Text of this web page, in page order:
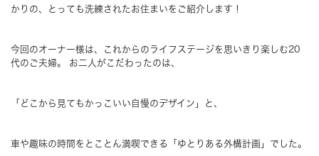
Concept コンセプト
Techno EX テクノストラクチャーEX
かりの、とっても洗練されたお住まいをご紹介します！
今回のオーナー様は、これからのライフステージを思いきり楽しむ20
代のご夫婦。 お二人がこだわったのは、
「どこから見てもかっこいい自慢のデザイン」 と、
車や趣味の時間をとことん満喫できる 「ゆとりある外構計画」でした。